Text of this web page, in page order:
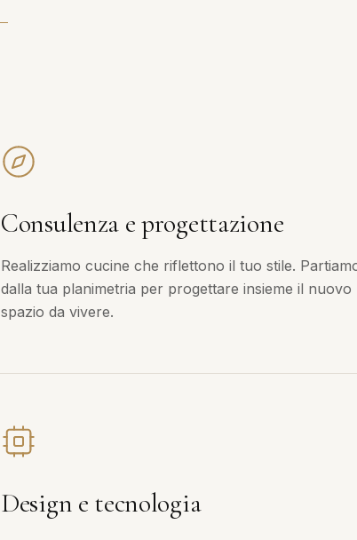
Consulenza e progettazione
Realizziamo cucine che riflettono il tuo stile.
dalla tua planimetria per progettare insieme il nuovo
spazio da vivere.
Design e tecnologia